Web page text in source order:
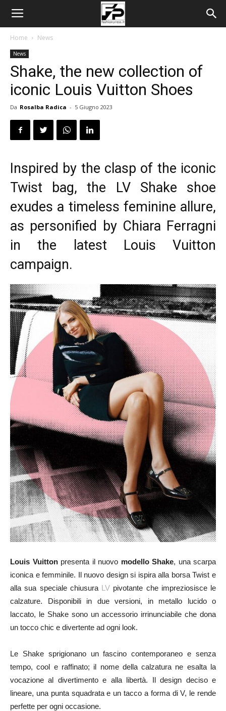
Home News
News
Shake, the new collection of
iconic Louis Vuitton Shoes
Da Rosalba Radica - 5 Giugno 2023
Inspired by the clasp of the iconic
Twist bag, the LV Shake shoe
exudes a timeless feminine allure,
as personified by Chiara Ferragni
in the latest Louis Vuitton
campaign.
Louis Vuittonpresenta il nuovo modello Shake, una scarpa
iconica e femminile. Il nuovo design si ispira alla borsa Twist e
alla sua speciale chiusura LV pivotante che impreziosisce le
calzature. Disponibili in due versioni, in metallo lucido o
laccato, le Shake sono un accessorio irrinunciabile che dona
un tocco chic e divertente ad ogni look.
Le Shake sprigionano un fascino contemporaneo e senza
tempo, cool e raffinato; il nome della calzatura ne esalta la
vocazione al divertimento e alla libertà. Il design deciso e
lineare, una punta squadrata e un tacco a forma di V, le rende
perfette per ogni occasione.